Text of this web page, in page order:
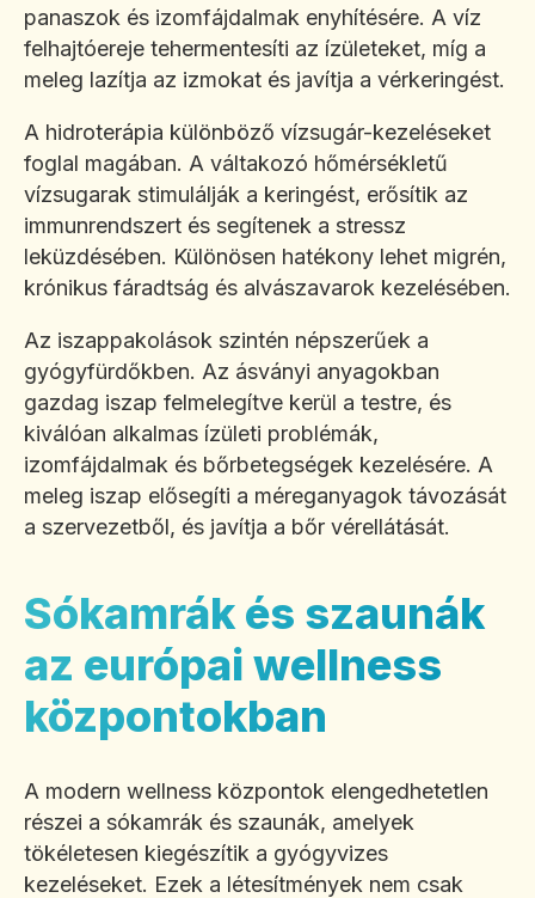
panaszok és izomfájdalmak enyhítésére. A víz
felhajtóereje tehermentesíti az ízületeket, míg a
meleg lazítja az izmokat és javítja a vérkeringést.
A hidroterápia különböző vízsugár-kezeléseket
foglal magában. A váltakozó hőmérsékletű
vízsugarak stimulálják a keringést, erősítik az
immunrendszert és segítenek a stressz
leküzdésében. Különösen hatékony lehet migrén,
krónikus fáradtság és alvászavarok kezelésében.
Az iszappakolások szintén népszerűek a
gyógyfürdőkben. Az ásványi anyagokban
gazdag iszap felmelegítve kerül a testre, és
kiválóan alkalmas ízületi problémák,
izomfájdalmak és bőrbetegségek kezelésére. A
meleg iszap elősegíti a méreganyagok távozását
a szervezetből, és javítja a bőr vérellátását.
Sókamrák és szaunák
az európai wellness
központokban
A modern wellness központok elengedhetetlen
részei a sókamrák és szaunák, amelyek
tökéletesen kiegészítik a gyógyvizes
kezeléseket. Ezek a létesítmények nem csak